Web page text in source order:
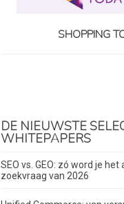
SHOPPING
DE NIEUWSTE
WHITEPAPERS
SEO vs. GEO: zó word je
zoekvraag van 2026